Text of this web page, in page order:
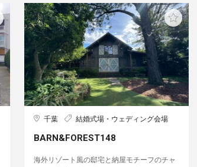
千葉 結婚式場・ウェディング会場
BARN&FOREST148
海外リゾート風の邸宅と納屋モチーフのチャ